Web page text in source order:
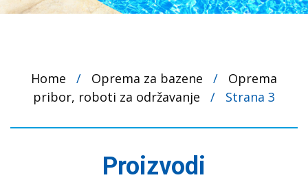
Home / Oprema za bazene /
Oprema
pribor, roboti za održavanje
/ Strana 3
Proizvodi